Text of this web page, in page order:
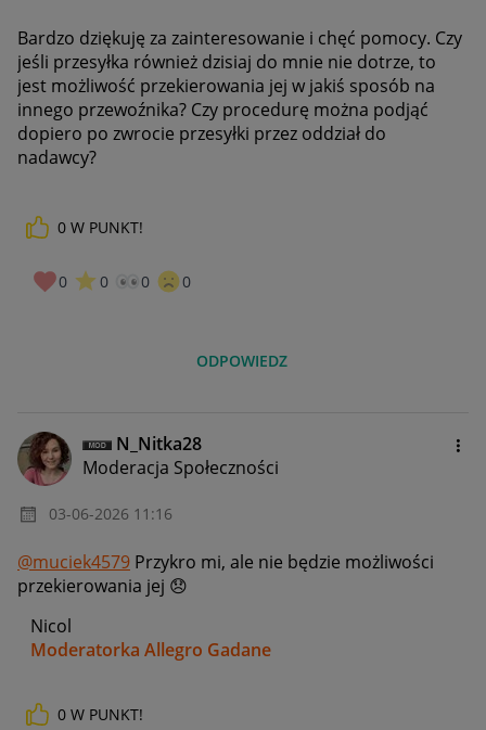
Bardzo dziękuję za zainteresowanie i chęć pomocy. Czy
jeśli przesyłka również dzisiaj do mnie nie dotrze, to
jest możliwość przekierowania jej w jakiś sposób na
innego przewoźnika? Czy procedurę można podjąć
dopiero po zwrocie przesyłki przez oddział do
nadawcy?
0 W PUNKT!
0 0 0 0
ODPOWIEDZ
N_Nitka28
Moderacja Społeczności
‎03-06-2026 11:16
@muciek4579 Przykro mi, ale nie będzie możliwości
przekierowania jej 😞
Nicol
Moderatorka Allegro Gadane
0 W PUNKT!